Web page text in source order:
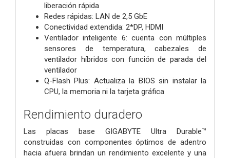
liberación rápida
Redes rápidas: LAN de 2,5 GbE
Conectividad extendida: 2*DP, HDMI
Ventilador inteligente 6: cuenta con múltiples
sensores de temperatura, cabezales de
ventilador híbridos con función de parada del
ventilador
Q-Flash Plus: Actualiza la BIOS sin instalar la
CPU, la memoria ni la tarjeta gráfica
Rendimiento duradero
Las placas base GIGABYTE Ultra Durable™
construidas con componentes óptimos de adentro
hacia afuera brindan un rendimiento excelente y una